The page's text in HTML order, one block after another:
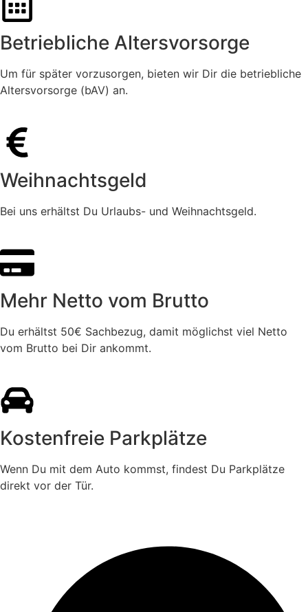
Betriebliche Altersvorsorge
Um für später vorzusorgen, bieten wir Dir die betriebliche
Altersvorsorge (bAV) an.
Weihnachtsgeld
Bei uns erhältst Du Urlaubs- und Weihnachtsgeld.
Mehr Netto vom Brutto
Du erhältst 50€ Sachbezug, damit möglichst viel Netto
vom Brutto bei Dir ankommt.
Kostenfreie Parkplätze
Wenn Du mit dem Auto kommst, findest Du Parkplätze
direkt vor der Tür.